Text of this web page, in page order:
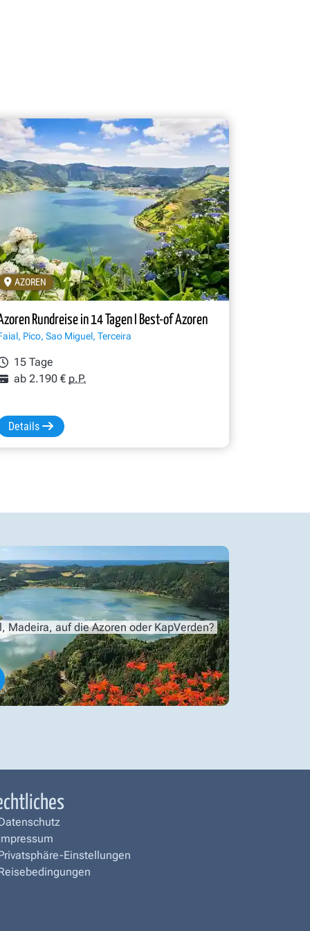
AZOREN
Rundreise in 14 Tagen I Best-of Azoren
Pico, Sao Miguel, Terceira
15 Tage
ab 2.190 € p.P.
Details
Madeira, auf die Azoren oder KapVerden?
Einstellungen